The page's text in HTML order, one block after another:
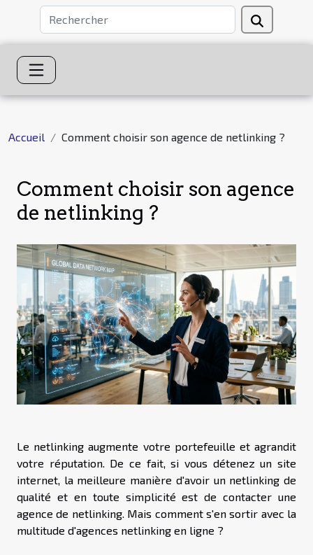
Accueil Comment choisir son agence de netlinking ?
Comment choisir son agence
de netlinking ?
Le netlinking augmente votre portefeuille et agrandit
votre réputation. De ce fait, si vous détenez un site
internet, la meilleure manière d'avoir un netlinking de
qualité et en toute simplicité est de contacter une
agence de netlinking. Mais comment s'en sortir avec la
multitude d'agences netlinking en ligne ?